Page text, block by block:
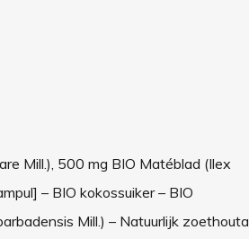
Mill.), 500 mg BIO Matéblad (Ilex
– BIO kokossuiker – BIO
Mill.) – Natuurlijk